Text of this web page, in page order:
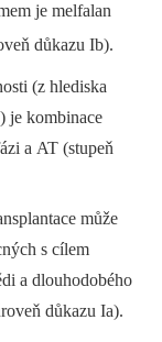
je melfalan
důkazu Ib).
(z hlediska
je kombinace
a AT (stupeň
může
s cílem
a dlouhodobého
důkazu Ia).